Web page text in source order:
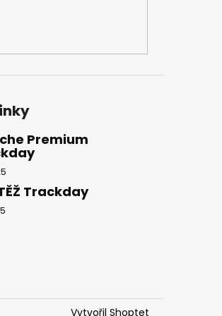
Premium
Trackday
Vytvořil Shoptet